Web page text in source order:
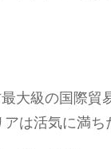
大級の国際貿
は活気に満ち